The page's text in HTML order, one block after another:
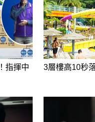
指揮中
3層樓高10秒